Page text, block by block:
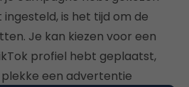
is het tijd om de
Je kan kiezen voor een
profiel hebt geplaatst,
een advertentie